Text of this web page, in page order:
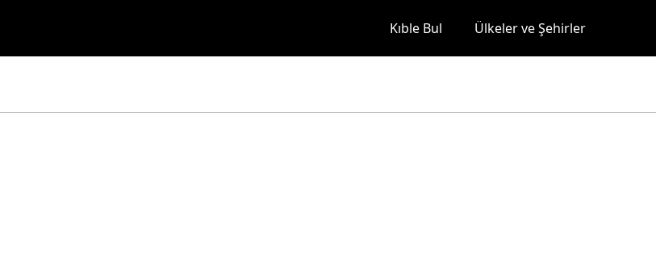
Kıble Bul Ülkeler ve Şehirler